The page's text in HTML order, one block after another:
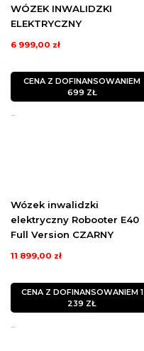
WÓZEK INWALIDZKI
ELEKTRYCZNY
6 999,00 zł
CENA Z DOFINANSOWANIEM
699 ZŁ
...
Wózek inwalidzki
elektryczny Robooter E40
Full Version CZARNY
11 899,00 zł
CENA Z DOFINANSOWANIEM 1
239 ZŁ